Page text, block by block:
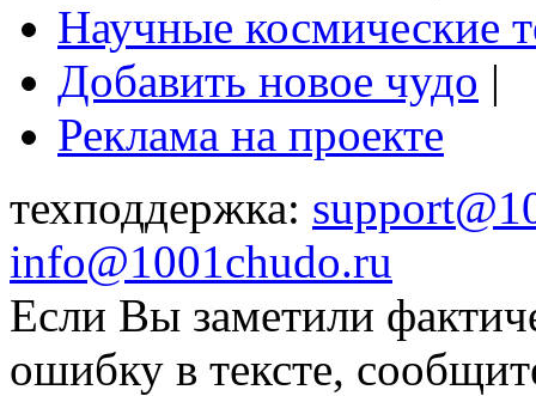
Научные космические
Добавить новое чудо |
Реклама на проекте
техподдержка:
info@1001chudo.ru
Если Вы заметили
ошибку в тексте,